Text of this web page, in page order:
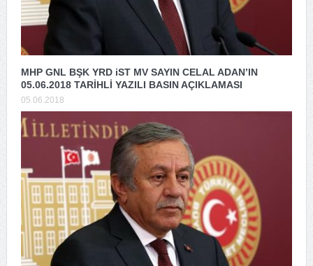
MHP GNL BŞK YRD iST MV SAYIN CELAL ADAN’IN
05.06.2018 TARİHLİ YAZILI BASIN AÇIKLAMASI
05.06.2018